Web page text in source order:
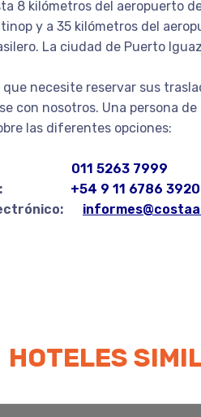
8 kilómetros del aeropuerto
y a 35 kilómetros del
La ciudad de Puerto
que necesite reservar sus
con nosotros. Una persona
las diferentes opciones:
011 5263 7999
+54 9 11 6786 3920
HOTELES